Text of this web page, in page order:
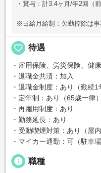
・賞与：計3.4ヶ月/年2回（
※日給月給制：欠勤控除は
favorite_border 待遇
・雇用保険、労災保険、健
・退職金共済：加入
・退職金制度：あり（勤続1
・定年制：あり（65歳一律）
・再雇用制度：あり
・勤務延長：あり
・受動喫煙対策：あり（屋内
・マイカー通勤：可（駐車場
info 職種